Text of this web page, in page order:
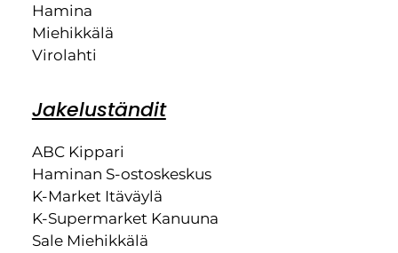
Hamina
Miehikkälä
Virolahti
Jakeluständit
ABC Kippari
Haminan S-ostoskeskus
K-Market Itäväylä
K-Supermarket Kanuuna
Sale Miehikkälä